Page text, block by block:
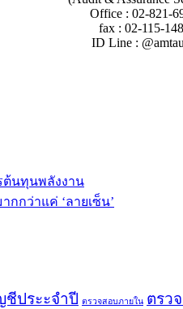
Office : 02-821-
fax : 02-115-
ID Line :
ต้นทุนพลังงาน
กว่าแค่ ‘ลายเซ็น’
ประะจำปี ตรวจสอบภายใน ตรว